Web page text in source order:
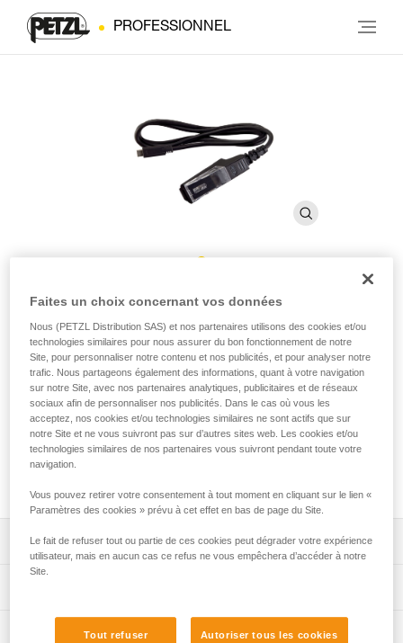
PROFESSIONNEL
Câble de charge pour CORE
PRO
Câble de charge pour batterie CORE PRO
Câble de charge destiné à la batterie CORE PRO.
Achetez en ligne
Descriptif
sur la lampe, grâce aux points de contact externes.
Informations techniques
Faites un choix concernant vos données
Nous (PETZL Distribution SAS) et nos partenaires utilisons des cookies et/ou
technologies similaires pour nous assurer du bon fonctionnement de notre
Site, pour personnaliser notre contenu et nos publicités, et pour analyser notre
trafic. Nous partageons également des informations, quant à votre navigation
sur notre Site, avec nos partenaires analytiques, publicitaires et de réseaux
sociaux afin de personnaliser nos publicités. Dans le cas où vous les
acceptez, nos cookies et/ou technologies similaires ne sont actifs que sur
notre Site et ne vous suivront pas sur d’autres sites web. Les cookies et/ou
technologies similaires de nos partenaires vous suivront pendant toute votre
navigation.
Vous pouvez retirer votre consentement à tout moment en cliquant sur le lien «
Paramètres des cookies » prévu à cet effet en bas de page du Site.
Le fait de refuser tout ou partie de ces cookies peut dégrader votre expérience
utilisateur, mais en aucun cas ce refus ne vous empêchera d’accéder à notre
Site.
Tout refuser Autoriser tous les cookies